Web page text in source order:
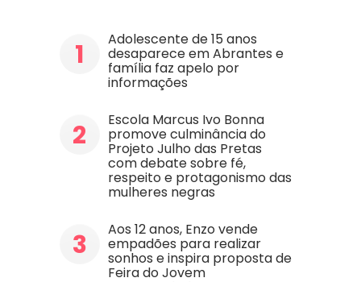
1 Adolescente de 15 anos
desaparece em Abrantes e
família faz apelo por
informações
2 Escola Marcus Ivo Bonna
promove culminância do
Projeto Julho das Pretas
com debate sobre fé,
respeito e protagonismo das
mulheres negras
3 Aos 12 anos, Enzo vende
empadões para realizar
sonhos e inspira proposta de
Feira do Jovem